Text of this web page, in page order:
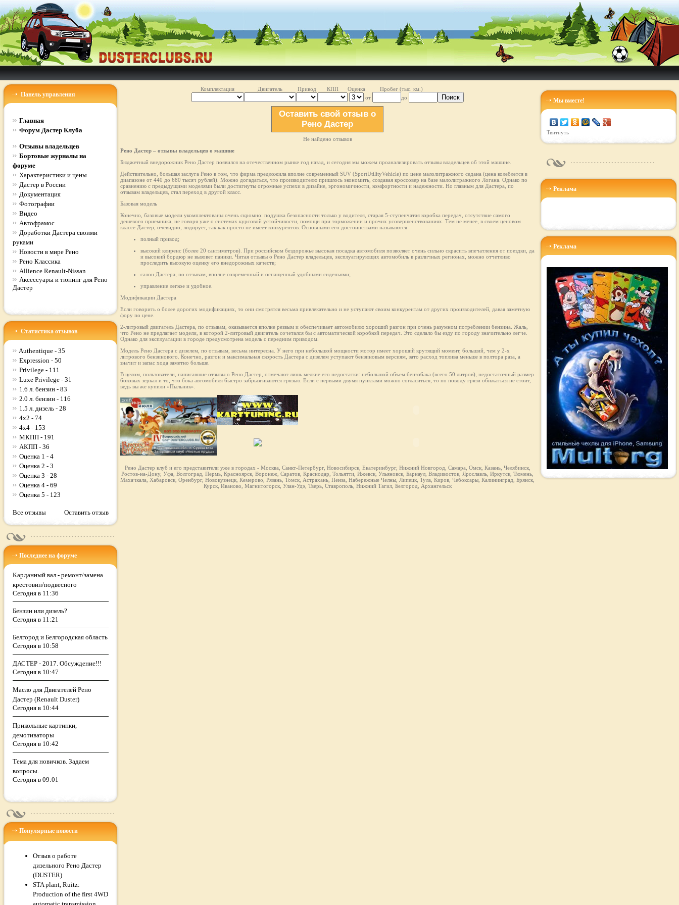
Панель управления
Главная
Форум Дастер Клуба
Отзывы владельцев
Бортовые журналы на
форуме
Характеристики и цены
Дастер в России
Документация
Фотографии
Видео
Автофрамос
Доработки Дастера своими
руками
Новости в мире Рено
Рено Классика
Allience Renault-Nissan
Аксессуары и тюнинг для Рено
Дастер
Статистика отзывов
Authentique - 35
Expression - 50
Privilege - 111
Luxe Privilege - 31
1.6 л. бензин - 83
2.0 л. бензин - 116
1.5 л. дизель - 28
4x2 - 74
4x4 - 153
МКПП - 191
АКПП - 36
Оценка 1 - 4
Оценка 2 - 3
Оценка 3 - 28
Оценка 4 - 69
Оценка 5 - 123
Все отзывы Оставить отзыв
Последнее на форуме
Карданный вал - ремонт/замена
крестовин/подвесного
Сегодня в 11:36
Бензин или дизель?
Сегодня в 11:21
Белгород и Белгородская область
Сегодня в 10:58
ДАСТЕР - 2017. Обсуждение!!!
Сегодня в 10:47
Масло для Двигателей Рено
Дастер (Renault Duster)
Сегодня в 10:44
Прикольные картинки,
демотиваторы
Сегодня в 10:42
Тема для новичков. Задаем
вопросы.
Сегодня в 09:01
Популярные новости
Отзыв о работе
дизельного Рено Дастер
(DUSTER)
STA plant, Ruitz:
Production of the first 4WD
Комплектация Двигатель Привод КПП Оценка Пробег (тыс. км.)
Поиск
от до
Оставить свой отзыв о
Рено Дастер
Не найдено отзывов
Рено Дастер – отзывы владельцев о машине
Бюджетный внедорожник Рено Дастер появился на отечественном рынке год назад, и сегодня мы можем проанализировать отзывы владельцев об этой машине.
Действительно, большая заслуга Рено в том, что фирма предложила вполне современный SUV (SportUtilityVehicle) по цене малолитражного седана (цена колеблется в
диапазоне от 440 до 680 тысяч рублей). Можно догадаться, что производителю пришлось экономить, создавая кроссовер на базе малолитражного Логана. Однако по
сравнению с предыдущими моделями были достигнуты огромные успехи в дизайне, эргономичности, комфортности и надежности. Но главным для Дастера, по
отзывам владельцев, стал переход в другой класс.
Базовая модель
Конечно, базовые модели укомплектованы очень скромно: подушка безопасности только у водителя, старая 5-ступенчатая коробка передач, отсутствие самого
дешевого приемника, не говоря уже о системах курсовой устойчивости, помощи при торможении и прочих усовершенствованиях. Тем не менее, в своем ценовом
классе Дастер, очевидно, лидирует, так как просто не имеет конкурентов. Основными его достоинствами называются:
полный привод;
высокий клиренс (более 20 сантиметров). При российском бездорожье высокая посадка автомобиля позволяет очень сильно скрасить впечатления от поездки, да
и высокий бордюр не вызовет паники. Читая отзывы о Рено Дастер владельцев, эксплуатирующих автомобиль в различных регионах, можно отчетливо
проследить высокую оценку его внедорожных качеств;
салон Дастера, по отзывам, вполне современный и оснащенный удобными сиденьями;
управление легкое и удобное.
Модификации Дастера
Если говорить о более дорогих модификациях, то они смотрятся весьма привлекательно и не уступают своим конкурентам от других производителей, давая заметную
фору по цене.
2-литровый двигатель Дастера, по отзывам, оказывается вполне резвым и обеспечивает автомобилю хороший разгон при очень разумном потреблении бензина. Жаль,
что Рено не предлагает модели, в которой 2-литровый двигатель сочетался бы с автоматической коробкой передач. Это сделало бы езду по городу значительно легче.
Однако для эксплуатации в городе предусмотрена модель с передним приводом.
Модель Рено Дастера с дизелем, по отзывам, весьма интересна. У него при небольшой мощности мотор имеет хороший крутящий момент, больший, чем у 2-х
литрового бензинового. Конечно, разгон и максимальная скорость Дастерa с дизелем уступают бензиновым версиям, зато расход топлива меньше в полтора раза, а
значит и запас хода заметно больше.
В целом, пользователи, написавшие отзывы о Рено Дастер, отмечают лишь мелкие его недостатки: небольшой объем бензобака (всего 50 литров), недостаточный размер
боковых зеркал и то, что бока автомобиля быстро забрызгиваются грязью. Если с первыми двумя пунктами можно согласиться, то по поводу грязи обижаться не стоит,
ведь вы же купили «Пыльник».
Рено Дастер клуб и его представители уже в городах - Москва, Санкт-Петербург, Новосибирск, Екатеринбург, Нижний Новгород, Самара, Омск, Казань, Челябинск,
Ростов-на-Дону, Уфа, Волгоград, Пермь, Красноярск, Воронеж, Саратов, Краснодар, Тольятти, Ижевск, Ульяновск, Барнаул, Владивосток, Ярославль, Иркутск, Тюмень,
Махачкала, Хабаровск, Оренбург, Новокузнецк, Кемерово, Рязань, Томск, Астрахань, Пенза, Набережные Челны, Липецк, Тула, Киров, Чебоксары, Калининград, Брянск,
Курск, Иваново, Магнитогорск, Улан-Удэ, Тверь, Ставрополь, Нижний Тагил, Белгород, Архангельск
Мы вместе!
Твитнуть
Реклама
Реклама